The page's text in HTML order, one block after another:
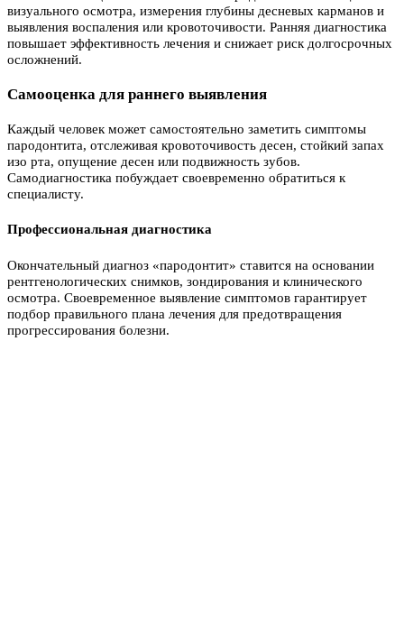
визуального осмотра, измерения глубины десневых карманов и
выявления воспаления или кровоточивости. Ранняя диагностика
повышает эффективность лечения и снижает риск долгосрочных
осложнений.
Самооценка для раннего выявления
Каждый человек может самостоятельно заметить симптомы
пародонтита, отслеживая кровоточивость десен, стойкий запах
изо рта, опущение десен или подвижность зубов.
Самодиагностика побуждает своевременно обратиться к
специалисту.
Профессиональная диагностика
Окончательный диагноз «пародонтит» ставится на основании
рентгенологических снимков, зондирования и клинического
осмотра. Своевременное выявление симптомов гарантирует
подбор правильного плана лечения для предотвращения
прогрессирования болезни.